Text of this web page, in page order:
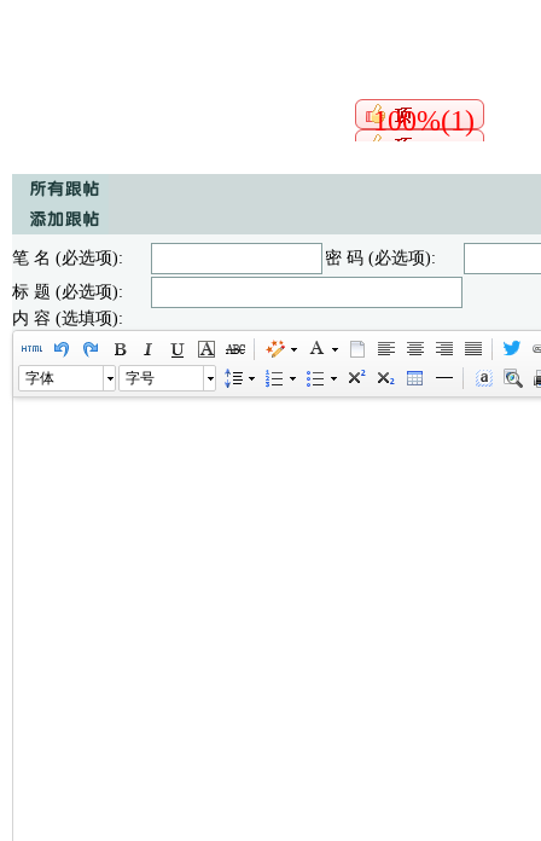
100%(1)
笔 名 (必选项):
密 码 (必选项):
标 题 (必选项):
内 容 (选填项):
字体 字号